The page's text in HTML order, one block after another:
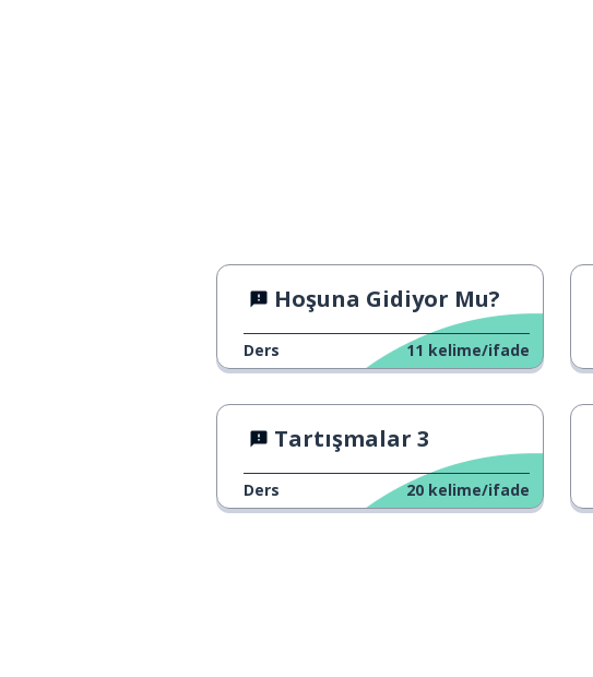
Hoşuna Gidiyor Mu?
Ders 11 kelime/ifade
Tartışmalar 3
Ders 20 kelime/ifade